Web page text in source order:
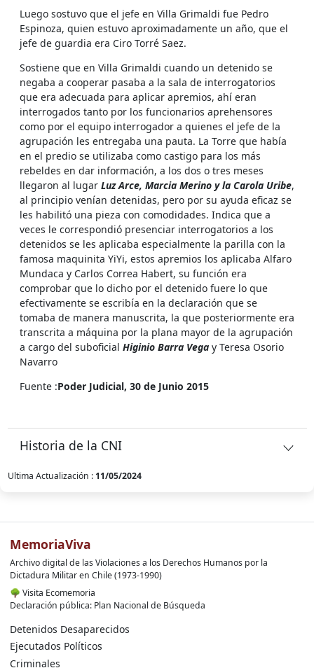
Luego sostuvo que el jefe en Villa Grimaldi fue Pedro
Espinoza, quien estuvo aproximadamente un año, que el
jefe de guardia era Ciro Torré Saez.
Sostiene que en Villa Grimaldi cuando un detenido se
negaba a cooperar pasaba a la sala de interrogatorios
que era adecuada para aplicar apremios, ahí eran
interrogados tanto por los funcionarios aprehensores
como por el equipo interrogador a quienes el jefe de la
agrupación les entregaba una pauta. La Torre que había
en el predio se utilizaba como castigo para los más
rebeldes en dar información, a los dos o tres meses
llegaron al lugar Luz Arce, Marcia Merino y la Carola Uribe,
al principio venían detenidas, pero por su ayuda eficaz se
les habilitó una pieza con comodidades. Indica que a
veces le correspondió presenciar interrogatorios a los
detenidos se les aplicaba especialmente la parilla con la
famosa maquinita YiYi, estos apremios los aplicaba Alfaro
Mundaca y Carlos Correa Habert, su función era
comprobar que lo dicho por el detenido fuere lo que
efectivamente se escribía en la declaración que se
tomaba de manera manuscrita, la que posteriormente era
transcrita a máquina por la plana mayor de la agrupación
a cargo del suboficial Higinio Barra Vega y Teresa Osorio
Navarro
Fuente :Poder Judicial, 30 de Junio 2015
Historia de la CNI
Ultima Actualización : 11/05/2024
MemoriaViva
Archivo digital de las Violaciones a los Derechos Humanos por la
Dictadura Militar en Chile (1973-1990)
🌳 Visita Ecomemoria
Declaración pública: Plan Nacional de Búsqueda
Detenidos Desaparecidos
Ejecutados Políticos
Criminales